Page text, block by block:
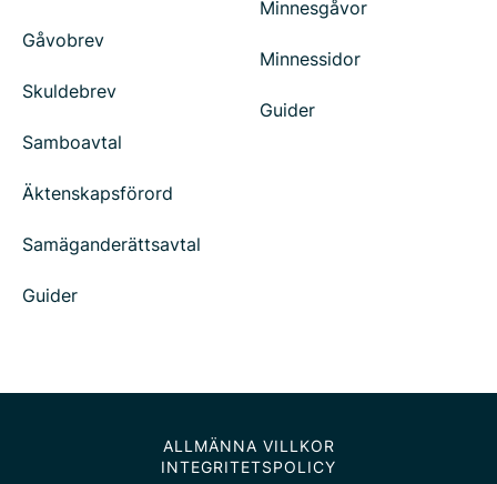
Gåvobrev
Skuldebrev
Samboavtal
Äktenskapsförord
Samäganderättsavtal
Guider
Minnesgåvor
Minnessidor
Guider
ALLMÄNNA VILLKOR
INTEGRITETSPOLICY